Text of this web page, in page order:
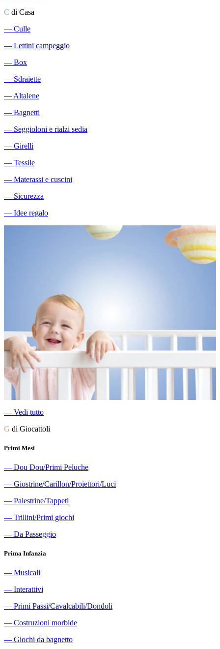
C di Casa
― Culle
― Lettini campeggio
― Box
― Sdraiette
―Altalene
― Bagnetti
― Seggioloni e rialzi sedia
― Girelli
― Tessile
― Materassi e cuscini
― Sicurezza
― Idee regalo
― Vedi tutto
G di Giocattoli
Primi Mesi
― Dou Dou/Primi Peluche
― Giostrine/Carillon/Proiettori/Luci
― Palestrine/Tappeti
― Trillini/Primi giochi
― Da Passeggio
Prima Infanzia
― Musicali
― Interattivi
― Primi Passi/Cavalcabili/Dondoli
― Costruzioni morbide
― Giochi da bagnetto